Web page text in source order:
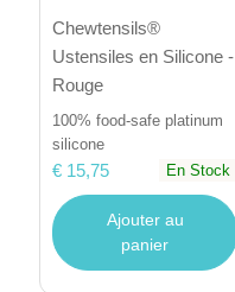
Chewtensils®
Ustensiles en Silicone -
Rouge
100% food-safe platinum
silicone
€ 15,75 En Stock
Ajouter au
panier